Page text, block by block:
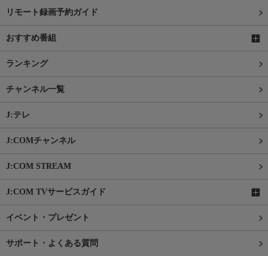
リモート録画予約ガイド
おすすめ番組
ランキング
チャンネル一覧
J:テレ
J:COMチャンネル
J:COM STREAM
J:COM TVサービスガイド
イベント・プレゼント
サポート・よくある質問